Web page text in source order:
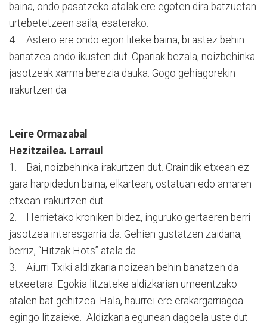
baina, ondo pasatzeko atalak ere egoten dira batzuetan:
urtebetetzeen saila, esaterako.
4. Astero ere ondo egon liteke baina, bi astez behin
banatzea ondo ikusten dut. Opariak bezala, noizbehinka
jasotzeak xarma berezia dauka. Gogo gehiagorekin
irakurtzen da.
Leire Ormazabal
Hezitzailea. Larraul
1. Bai, noizbehinka irakurtzen dut. Oraindik etxean ez
gara harpidedun baina, elkartean, ostatuan edo amaren
etxean irakurtzen dut.
2. Herrietako kroniken bidez, inguruko gertaeren berri
jasotzea interesgarria da. Gehien gustatzen zaidana,
berriz, “Hitzak Hots” atala da.
3. Aiurri Txiki aldizkaria noizean behin banatzen da
etxeetara. Egokia litzateke aldizkarian umeentzako
atalen bat gehitzea. Hala, haurrei ere erakargarriagoa
egingo litzaieke. Aldizkaria egunean dagoela uste dut.